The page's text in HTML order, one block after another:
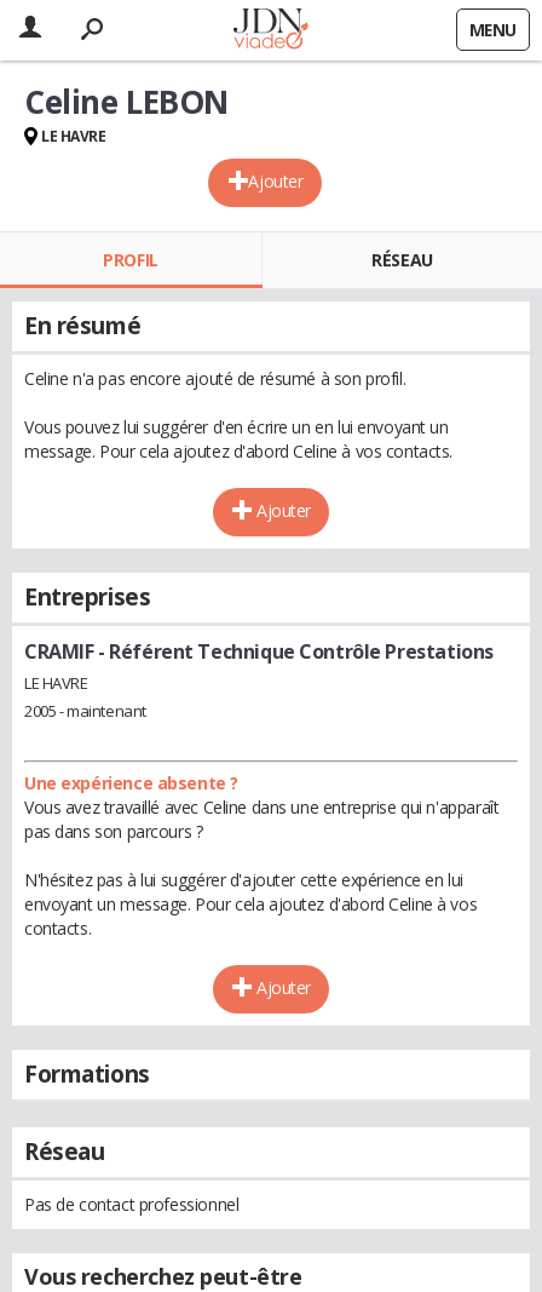
MENU
Ajouter
Celine LEBON
LE HAVRE
PROFIL RÉSEAU
En résumé
Celine n'a pas encore ajouté de résumé à son profil.
Vous pouvez lui suggérer d'en écrire un en lui envoyant un
message. Pour cela ajoutez d'abord Celine à vos contacts.
Ajouter
Entreprises
CRAMIF- Référent Technique Contrôle Prestations
LE HAVRE
2005 - maintenant
Une expérience absente ?
Vous avez travaillé avec Celine dans une entreprise qui n'apparaît
pas dans son parcours ?
N'hésitez pas à lui suggérer d'ajouter cette expérience en lui
envoyant un message. Pour cela ajoutez d'abord Celine à vos
contacts.
Ajouter
Formations
Réseau
Pas de contact professionnel
Vous recherchez peut-être